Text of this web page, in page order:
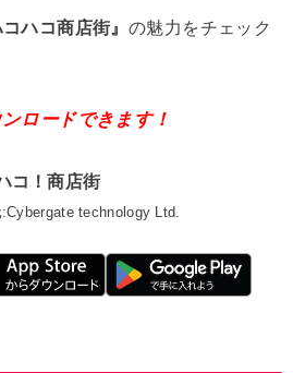
コハコ商店街』 の魅力をチェック
ロードできます！
コ！商店街
:Cybergate technology Ltd.